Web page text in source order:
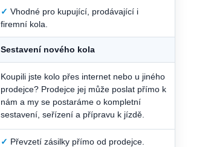
✓ Vhodné pro kupující, prodávající i
firemní kola.
Sestavení nového kola
Koupili jste kolo přes internet nebo u jiného
prodejce? Prodejce jej může poslat přímo k
nám a my se postaráme o kompletní
sestavení, seřízení a přípravu k jízdě.
✓ Převzetí zásilky přímo od prodejce.